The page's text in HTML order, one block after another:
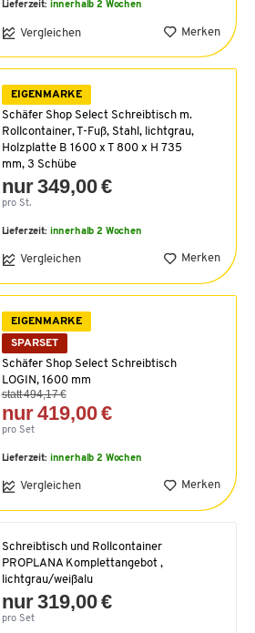
Lieferzeit: innerhalb 2 Wochen
Vergleichen Merken
EIGENMARKE
Schäfer Shop Select Schreibtisch m.
Rollcontainer, T-Fuß, Stahl, lichtgrau,
Holzplatte B 1600 x T 800 x H 735
mm, 3 Schübe
nur 349,00 €
pro St.
Lieferzeit: innerhalb 2 Wochen
Vergleichen Merken
EIGENMARKE
SPARSET
Schäfer Shop Select Schreibtisch
LOGIN, 1600 mm
statt 494,17 €
nur 419,00 €
pro Set
Lieferzeit: innerhalb 2 Wochen
Vergleichen Merken
Schreibtisch und Rollcontainer
PROPLANA Komplettangebot ,
lichtgrau/weißalu
nur 319,00 €
pro Set